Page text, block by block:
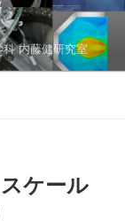
内藤健研究室
ケール